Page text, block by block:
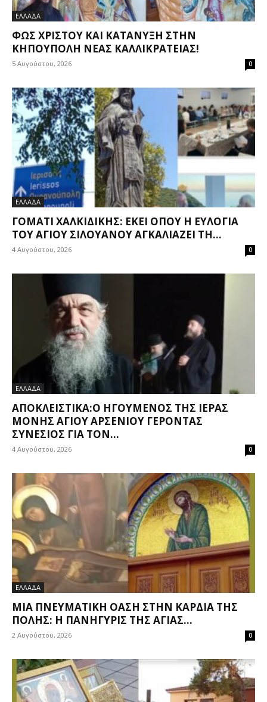
ΕΛΛΑΔΑ
ΦΩΣ ΧΡΙΣΤΟΎ ΚΑΙ ΚΑΤΆΝΥΞΗ ΣΤΗΝ
ΚΗΠΟΎΠΟΛΗ ΝΈΑΣ ΚΑΛΛΙΚΡΆΤΕΙΑΣ!
5 Αυγούστου, 2026 0
ΕΛΛΑΔΑ
ΓΟΜΆΤΙ ΧΑΛΚΙΔΙΚΉΣ: ΕΚΕΊ ΌΠΟΥ Η ΕΥΛΟΓΊΑ
ΤΟΥ ΑΓΊΟΥ ΣΙΛΟΥΑΝΟΎ ΑΓΚΑΛΙΆΖΕΙ ΤΗ...
4 Αυγούστου, 2026 0
ΕΛΛΑΔΑ
ΑΠΟΚΛΕΙΣΤΙΚΆ:Ο ΗΓΟΎΜΕΝΟΣ ΤΗΣ ΙΕΡΆΣ
ΜΟΝΉΣ ΑΓΊΟΥ ΑΡΣΕΝΊΟΥ ΓΈΡΟΝΤΑΣ
ΣΥΝΕΣΙΟΣ ΓΙΑ ΤΟΝ...
4 Αυγούστου, 2026 0
ΕΛΛΑΔΑ
ΜΙΑ ΠΝΕΥΜΑΤΙΚΉ ΌΑΣΗ ΣΤΗΝ ΚΑΡΔΙΆ ΤΗΣ
ΠΌΛΗΣ: Η ΠΑΝΉΓΥΡΙΣ ΤΗΣ ΑΓΊΑΣ...
2 Αυγούστου, 2026 0